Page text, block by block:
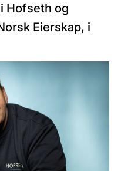
Hofseth og
Eierskap, i